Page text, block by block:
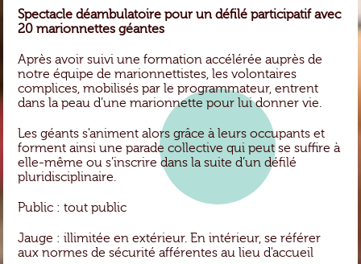
Spectacle déambulatoire pour un défilé participatif avec
20 marionnettes géantes
Après avoir suivi une formation accélérée auprès de
notre équipe de marionnettistes, les volontaires
complices, mobilisés par le programmateur, entrent
dans la peau d’une marionnette pour lui donner vie.
Les géants s'animent alors grâce à leurs occupants et
forment ainsi une parade collective qui peut se suffire à
elle-même ou s’inscrire dans la suite d’un défilé
pluridisciplinaire.
Public : tout public
Jauge : illimitée en extérieur. En intérieur, se référer
aux normes de sécurité afférentes au lieu d'accueil